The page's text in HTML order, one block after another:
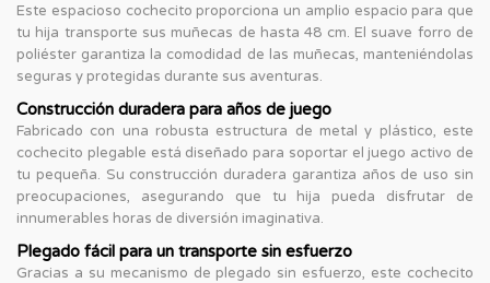
Este espacioso cochecito proporciona un amplio espacio para que
tu hija transporte sus muñecas de hasta 48 cm. El suave forro de
poliéster garantiza la comodidad de las muñecas, manteniéndolas
seguras y protegidas durante sus aventuras.
Construcción duradera para años de juego
Fabricado con una robusta estructura de metal y plástico, este
cochecito plegable está diseñado para soportar el juego activo de
tu pequeña. Su construcción duradera garantiza años de uso sin
preocupaciones, asegurando que tu hija pueda disfrutar de
innumerables horas de diversión imaginativa.
Plegado fácil para un transporte sin esfuerzo
Gracias a su mecanismo de plegado sin esfuerzo, este cochecito